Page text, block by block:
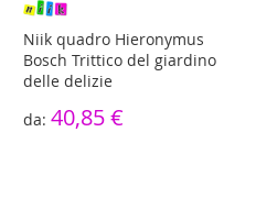
Niik quadro Hieronymus
Bosch Trittico del giardino
delle delizie
40,85 €